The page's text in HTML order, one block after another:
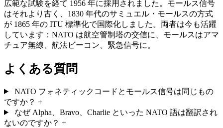
広範な試験を経て 1956 年に採用されました。モールス信号
はそれより古く、1830 年代のサミュエル・モールスの方式
が 1865 年の ITU 標準化で国際化しました。両者は今も活躍
しています：NATO は航空管制塔の交信に、モールスはアマ
チュア無線、航法ビーコン、緊急信号に。
よくある質問
NATO フォネティックコードとモールス信号は同じもの
ですか？ +
なぜ Alpha、Bravo、Charlie といった NATO 語は翻訳され
ないのですか？ +